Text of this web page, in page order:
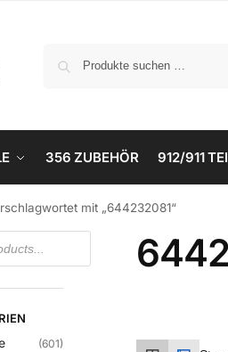
356 ZUBEHÖR 912/911
mit „644232081“
(601)